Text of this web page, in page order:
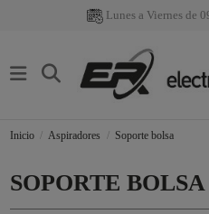
Lunes a Viernes de
Inicio Aspiradores Soporte bolsa
SOPORTE BOLSA